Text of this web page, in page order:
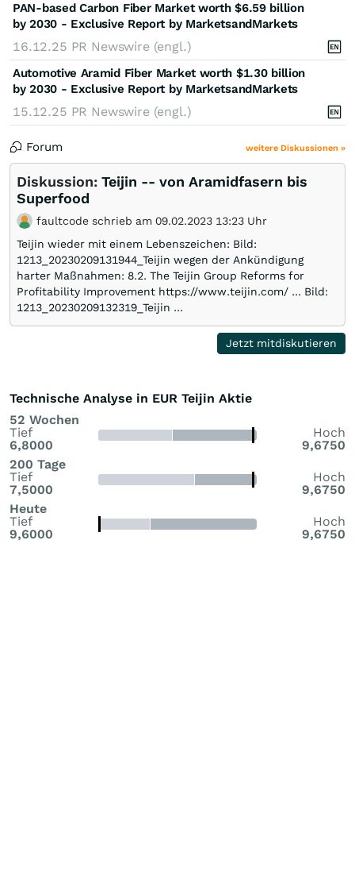
PAN-based Carbon Fiber Market worth $6.59 billion
by 2030 - Exclusive Report by MarketsandMarkets
16.12.25 PR Newswire (engl.)
Automotive Aramid Fiber Market worth $1.30 billion
by 2030 - Exclusive Report by MarketsandMarkets
15.12.25 PR Newswire (engl.)
Forum weitere Diskussionen »
Diskussion: Teijin -- von Aramidfasern bis
Superfood
faultcode schrieb am 09.02.2023 13:23 Uhr
Teijin wieder mit einem Lebenszeichen: Bild:
1213_20230209131944_Teijin wegen der Ankündigung
harter Maßnahmen: 8.2. The Teijin Group Reforms for
Profitability Improvement https://www.teijin.com/ ... Bild:
1213_20230209132319_Teijin ...
Jetzt mitdiskutieren
Technische Analyse in EUR Teijin Aktie
52 Wochen
Tief
6,8000
Hoch
9,6750
200 Tage
Tief
7,5000
Hoch
9,6750
Heute
Tief
9,6000
Hoch
9,6750